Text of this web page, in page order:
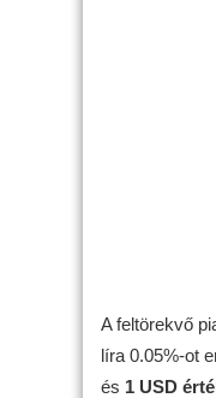
A feltörekvő
líra 0.05%-ot
és 1 USD